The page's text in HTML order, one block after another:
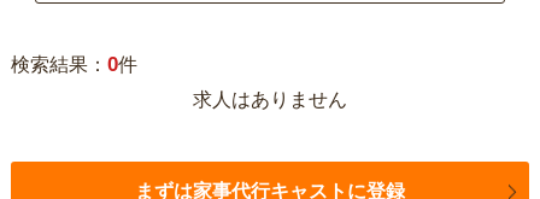
検索結果： 0件
求人はありません
まずは家事代行キャストに登録